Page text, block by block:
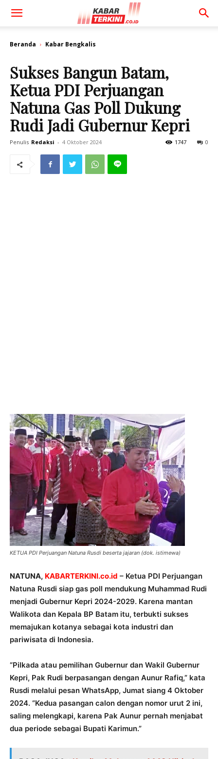
Beranda Kabar Bengkalis
Sukses Bangun Batam,
Ketua PDI Perjuangan
Natuna Gas Poll Dukung
Rudi Jadi Gubernur Kepri
Penulis Redaksi - 4 Oktober 2024 0
1747
KETUA PDI Perjuangan Natuna Rusdi beserta jajaran (dok. istimewa)
NATUNA, KABARTERKINI.co.id – Ketua PDI Perjuangan
Natuna Rusdi siap gas poll mendukung Muhammad Rudi
menjadi Gubernur Kepri 2024-2029. Karena mantan
Walikota dan Kepala BP Batam itu, terbukti sukses
memajukan kotanya sebagai kota industri dan
pariwisata di Indonesia.
“Pilkada atau pemilihan Gubernur dan Wakil Gubernur
Kepri, Pak Rudi berpasangan dengan Aunur Rafiq,” kata
Rusdi melalui pesan WhatsApp, Jumat siang 4 Oktober
2024. “Kedua pasangan calon dengan nomor urut 2 ini,
saling melengkapi, karena Pak Aunur pernah menjabat
dua periode sebagai Bupati Karimun.”